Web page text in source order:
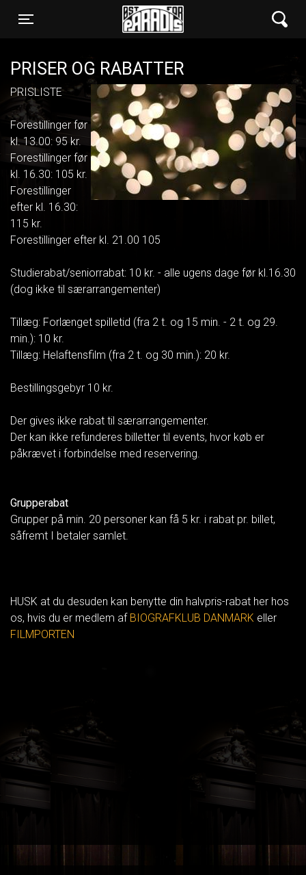
Toggle navigation
Øst for Paradis
PRISER OG RABATTER
PRISLISTE
Forestillinger før
kl. 13.00: 95 kr.
Forestillinger før
kl. 16.30: 105 kr.
Forestillinger
efter kl. 16.30:
115 kr.
Forestillinger efter kl. 21.00 105
Studierabat/seniorrabat: 10 kr. - alle ugens dage før kl.16.30
(dog ikke til særarrangementer)
Tillæg: Forlænget spilletid (fra 2 t. og 15 min. - 2 t. og 29.
min.): 10 kr.
Tillæg: Helaftensfilm (fra 2 t. og 30 min.): 20 kr.
Bestillingsgebyr 10 kr.
Der gives ikke rabat til særarrangementer.
Der kan ikke refunderes billetter til events, hvor køb er
påkrævet i forbindelse med reservering.
Grupperabat
Grupper på min. 20 personer kan få 5 kr. i rabat pr. billet,
såfremt I betaler samlet.
HUSK at du desuden kan benytte din halvpris-rabat her hos
os, hvis du er medlem af BIOGRAFKLUB DANMARK eller
FILMPORTEN